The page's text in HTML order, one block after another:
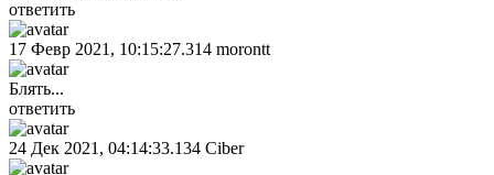
ответить
17 Февр 2021, 10:15:27.314 morontt
Блять...
ответить
24 Дек 2021, 04:14:33.134 Сiber